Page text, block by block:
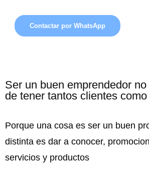
Contactar por WhatsApp
Ser un buen emprendedor
de tener tantos clientes
Porque una cosa es ser un buen
distinta es dar a conocer,
servicios y productos